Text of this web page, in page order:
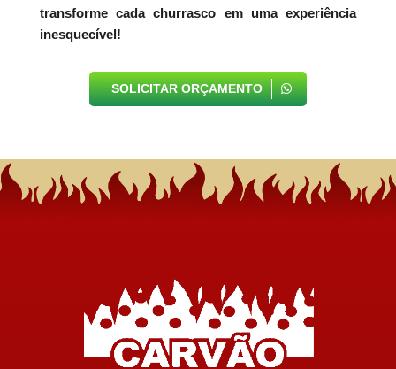
transforme cada churrasco em uma experiência
inesquecível!
SOLICITAR ORÇAMENTO